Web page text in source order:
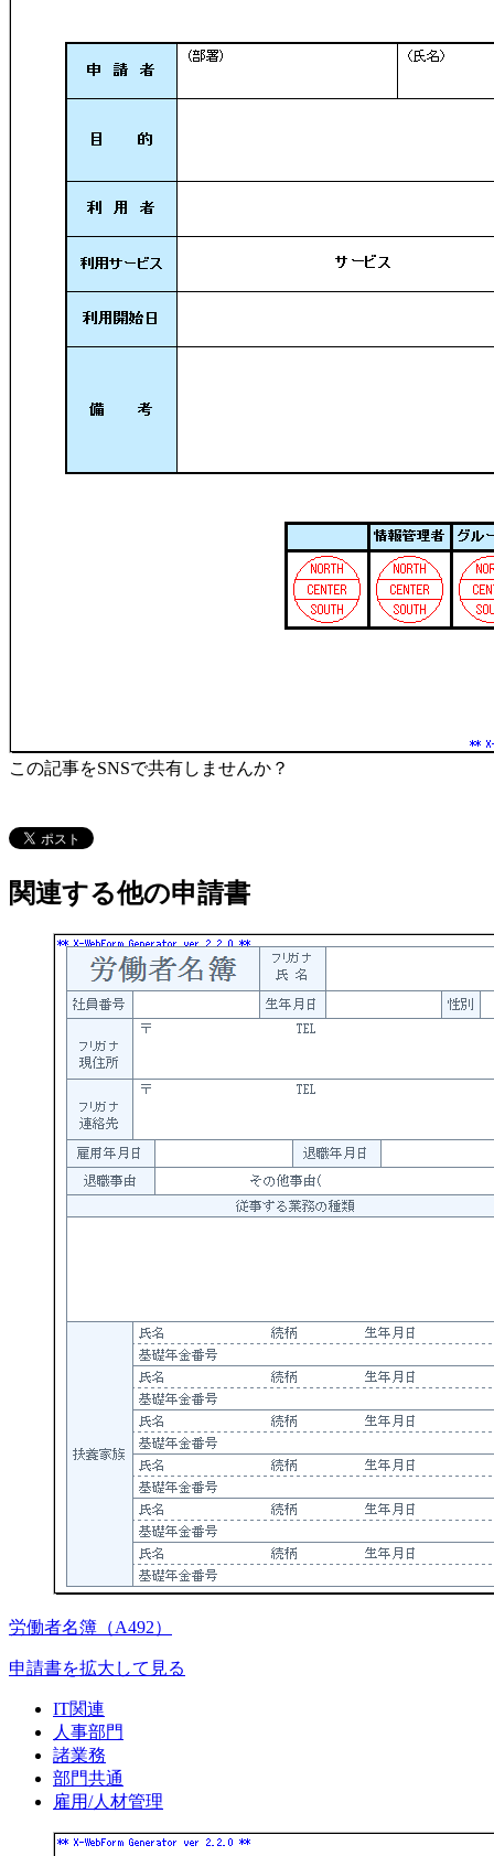
この記事をSNSで共有しませんか？
関連する他の申請書
労働者名簿（A492）
申請書を拡大して見る
IT関連
人事部門
諸業務
部門共通
雇用/人材管理